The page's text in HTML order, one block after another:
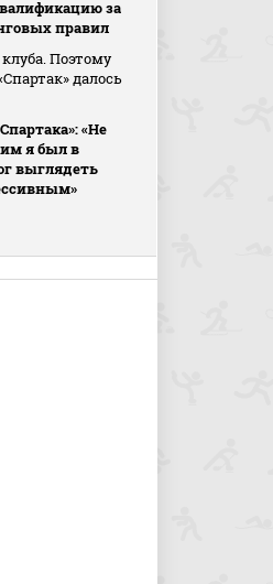
за
правил
Поэтому
далось
«Не
я был в
выглядеть